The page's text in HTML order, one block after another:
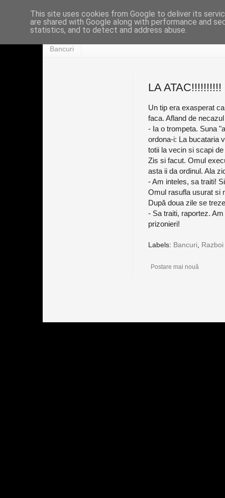
Bancuri
LA ATAC!!!!!!!!!!
Un tip era exasperat
faca. Afland de
- Ia o trompeta. Suna
ordona-i: La bucataria
totii la vecin si scapi de
Zis si facut. Omul
asta ii da ordinul. Ala
- Am inteles, sa traiti!
Omul rasufla usurat si
După doua zile se
- Sa traiti, raportez.
prizonieri!
Labels: Bancuri, Razboi
Postare mai nouă
This site uses cookies from Google to deliver its
are shared with Google along with performance and
statistics, and to detect and address abuse.